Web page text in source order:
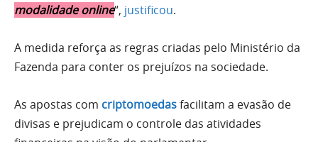
modalidade online“, justificou.
A medida reforça as regras criadas pelo Ministério da
Fazenda para conter os prejuízos na sociedade.
As apostas com criptomoedasfacilitam a evasão de
divisas e prejudicam o controle das atividades